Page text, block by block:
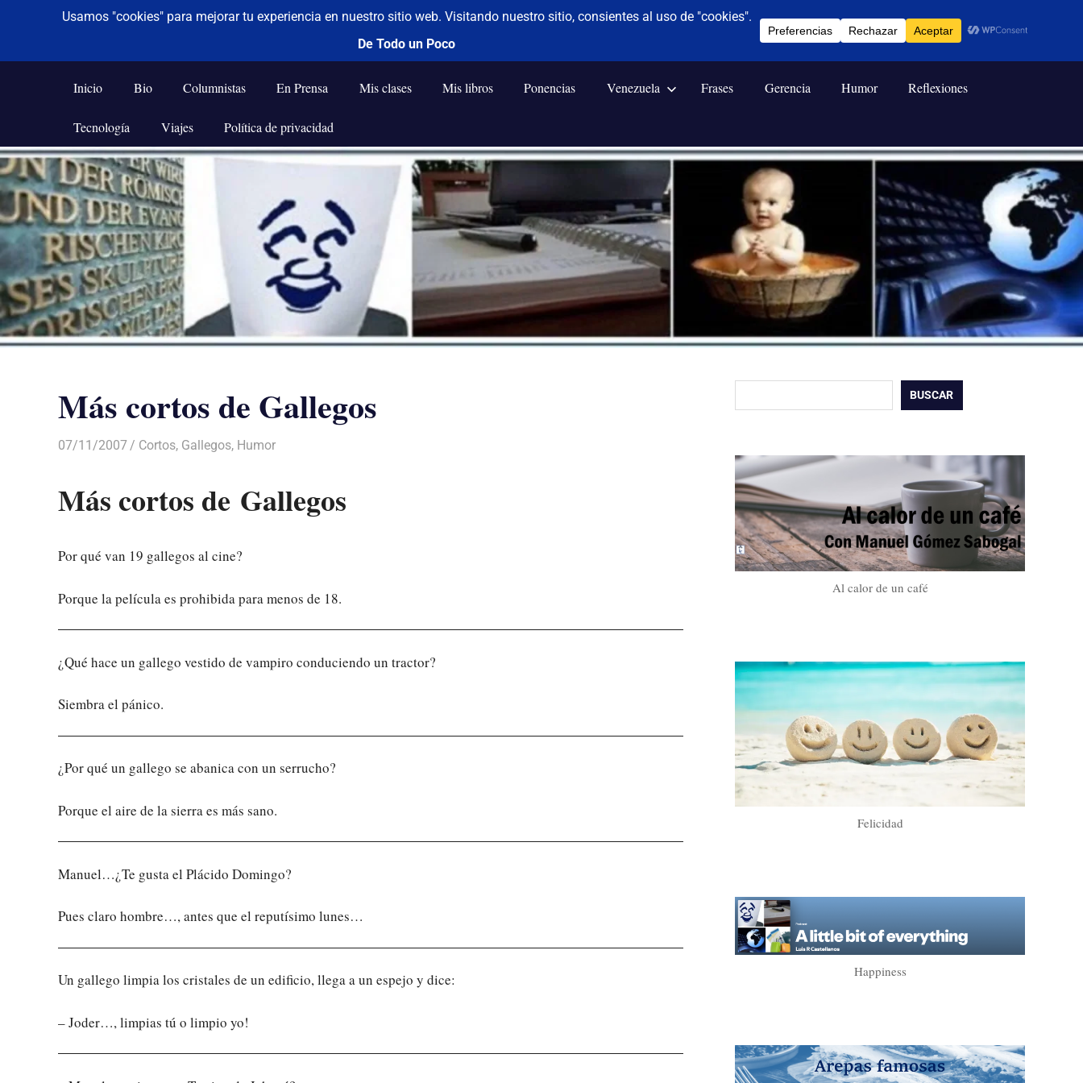
Saltar
al
contenido
De todo un poco
Frases,
Humor,
Tecnología
y
Viajes
Inicio Bio Columnistas En Prensa Mis clases Mis libros Ponencias Venezuela Frases Gerencia Humor Reflexiones
Tecnología Viajes Política de privacidad
Más cortos de Gallegos
07/11/2007 Luis Castellanos
Cortos, Gallegos, Humor
Más cortos de Gallegos
Por qué van 19 gallegos al cine?
Porque la película es prohibida para menos de 18.
¿Qué hace un gallego vestido de vampiro conduciendo un tractor?
Siembra el pánico.
¿Por qué un gallego se abanica con un serrucho?
Porque el aire de la sierra es más sano.
Manuel…¿Te gusta el Plácido Domingo?
Pues claro hombre…, antes que el reputísimo lunes…
Un gallego limpia los cristales de un edificio, llega a un espejo y dice:
– Joder…, limpias tú o limpio yo!
BUSCAR
Al calor de un café
Felicidad
Happiness